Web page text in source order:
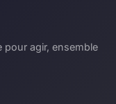
pour agir, ensemble